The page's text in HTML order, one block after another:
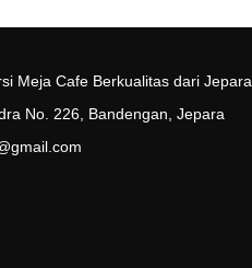
Meja Cafe Berkualitas dari Jepara.
No. 226, Bandengan, Jepara